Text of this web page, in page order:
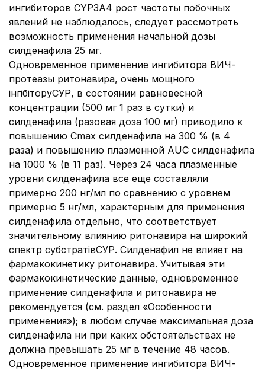
ингибиторов CYP3A4 рост частоты побочных
явлений не наблюдалось, следует рассмотреть
возможность применения начальной дозы
силденафила 25 мг.
Одновременное применение ингибитора ВИЧ-
протеазы ритонавира, очень мощного
інгібіторуСУР, в состоянии равновесной
концентрации (500 мг 1 раз в сутки) и
силденафила (разовая доза 100 мг) приводило к
повышению Cmax силденафила на 300 % (в 4
раза) и повышению плазменной AUC силденафила
на 1000 % (в 11 раз). Через 24 часа плазменные
уровни силденафила все еще составляли
примерно 200 нг/мл по сравнению с уровнем
примерно 5 нг/мл, характерным для применения
силденафила отдельно, что соответствует
значительному влиянию ритонавира на широкий
спектр субстратівСУР. Силденафил не влияет на
фармакокинетику ритонавира. Учитывая эти
фармакокинетические данные, одновременное
применение силденафила и ритонавира не
рекомендуется (см. раздел «Особенности
применения»); в любом случае максимальная доза
силденафила ни при каких обстоятельствах не
должна превышать 25 мг в течение 48 часов.
Одновременное применение ингибитора ВИЧ-